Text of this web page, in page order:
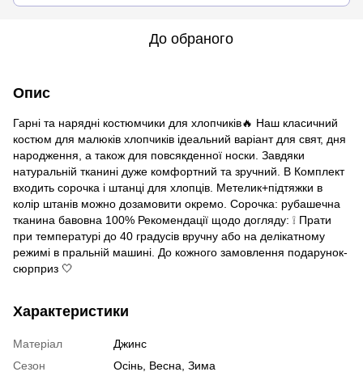
До обраного
Опис
Гарні та нарядні костюмчики для хлопчиків🔥 Наш класичний
костюм для малюків хлопчиків ідеальний варіант для свят, дня
народження, а також для повсякденної носки. Завдяки
натуральній тканині дуже комфортний та зручний. В Комплект
входить сорочка і штанці для хлопців. Метелик+підтяжки в
колір штанів можно дозамовити окремо. Сорочка: рубашечна
тканина бавовна 100% Рекомендації щодо догляду: ❕ Прати
при температурі до 40 градусів вручну або на делікатному
режимі в пральній машині. До кожного замовлення подарунок-
сюрприз 🤍
Характеристики
Матеріал
Джинс
Сезон
Осінь, Весна, Зима